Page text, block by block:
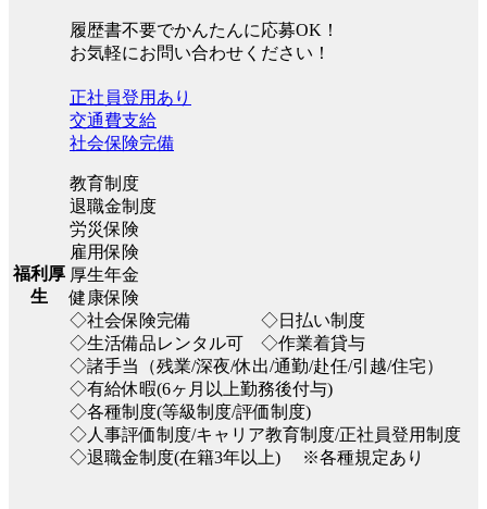
履歴書不要でかんたんに応募OK！
お気軽にお問い合わせください！
福利厚
生
正社員登用あり
交通費支給
社会保険完備
教育制度
退職金制度
労災保険
雇用保険
厚生年金
健康保険
◇社会保険完備 ◇日払い制度
◇生活備品レンタル可 ◇作業着貸与
◇諸手当（残業/深夜/休出/通勤/赴任/引越/住宅）
◇有給休暇(6ヶ月以上勤務後付与)
◇各種制度(等級制度/評価制度)
◇人事評価制度/キャリア教育制度/正社員登用制度
◇退職金制度(在籍3年以上) ※各種規定あり